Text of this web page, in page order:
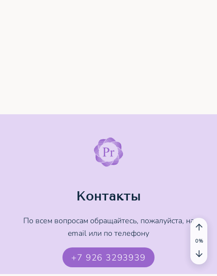
Контакты
По всем вопросам обращайтесь, пожалуйста, на
email или по телефону
+7 926 3293939